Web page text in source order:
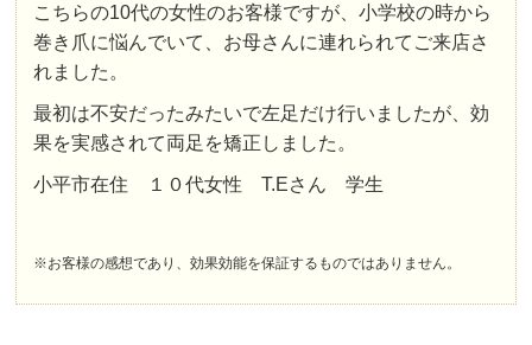
こちらの10代の女性のお客様ですが、小学校の時から
巻き爪に悩んでいて、お母さんに連れられてご来店さ
れました。
最初は不安だったみたいで左足だけ行いましたが、効
果を実感されて両足を矯正しました。
小平市在住 １０代女性 T.Eさん 学生
※お客様の感想であり、効果効能を保証するものではありません。